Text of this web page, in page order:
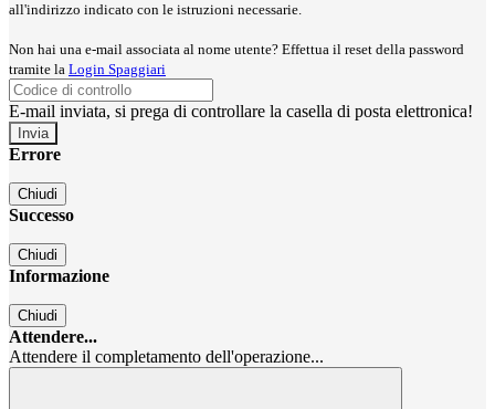
all'indirizzo indicato con le istruzioni necessarie.
Non hai una e-mail associata al nome utente? Effettua il reset della password
tramite la Login Spaggiari
E-mail inviata, si prega di controllare la casella di posta elettronica!
Errore
Chiudi
Successo
Chiudi
Informazione
Chiudi
Attendere...
Attendere il completamento dell'operazione...